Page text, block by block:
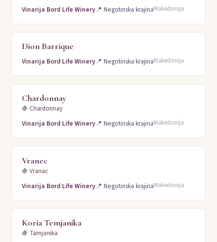
Vinarija Bord Life Winery📍 Negotinska krajinaMakedonija
Dion Barrique
Vinarija Bord Life Winery📍 Negotinska krajinaMakedonija
Chardonnay
🍇 Chardonnay
Vinarija Bord Life Winery📍 Negotinska krajinaMakedonija
Vranec
🍇 Vranac
Vinarija Bord Life Winery📍 Negotinska krajinaMakedonija
Koria Temjanika
🍇 Tamjanika